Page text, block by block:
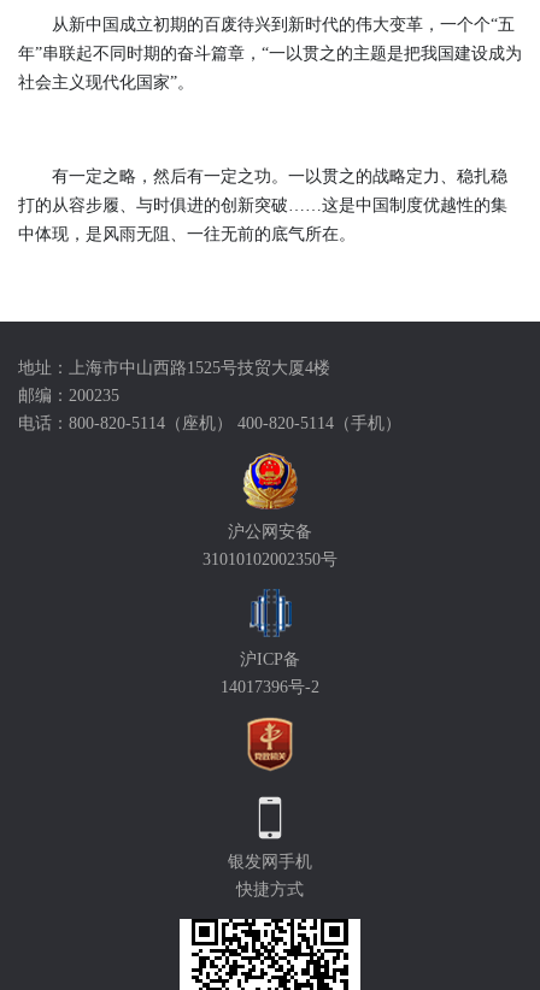
从新中国成立初期的百废待兴到新时代的伟大变革，一个个“五
年”串联起不同时期的奋斗篇章，“一以贯之的主题是把我国建设成为
社会主义现代化国家”。
有一定之略，然后有一定之功。一以贯之的战略定力、稳扎稳
打的从容步履、与时俱进的创新突破……这是中国制度优越性的集
中体现，是风雨无阻、一往无前的底气所在。
地址：上海市中山西路1525号技贸大厦4楼
邮编：200235
电话：800-820-5114（座机） 400-820-5114（手机）
沪公网安备
31010102002350号
沪ICP备
14017396号-2
银发网手机
快捷方式